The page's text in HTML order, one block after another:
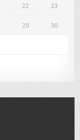
22 23
29 30